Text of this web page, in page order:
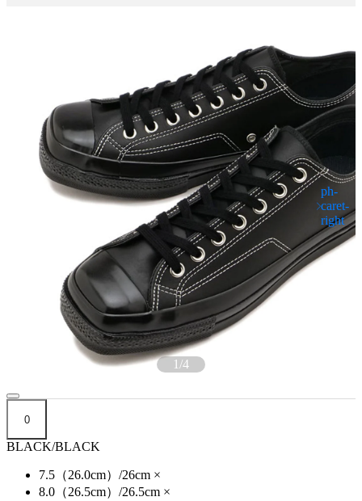
1/4
0
BLACK/BLACK
7.5（26.0cm）/26cm ×
8.0（26.5cm）/26.5cm ×